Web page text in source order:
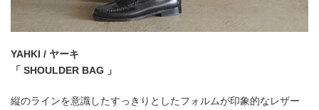
YAHKI / ヤーキ
「 SHOULDER BAG 」
縦のラインを意識したすっきりとしたフォルムが印象的なレザー